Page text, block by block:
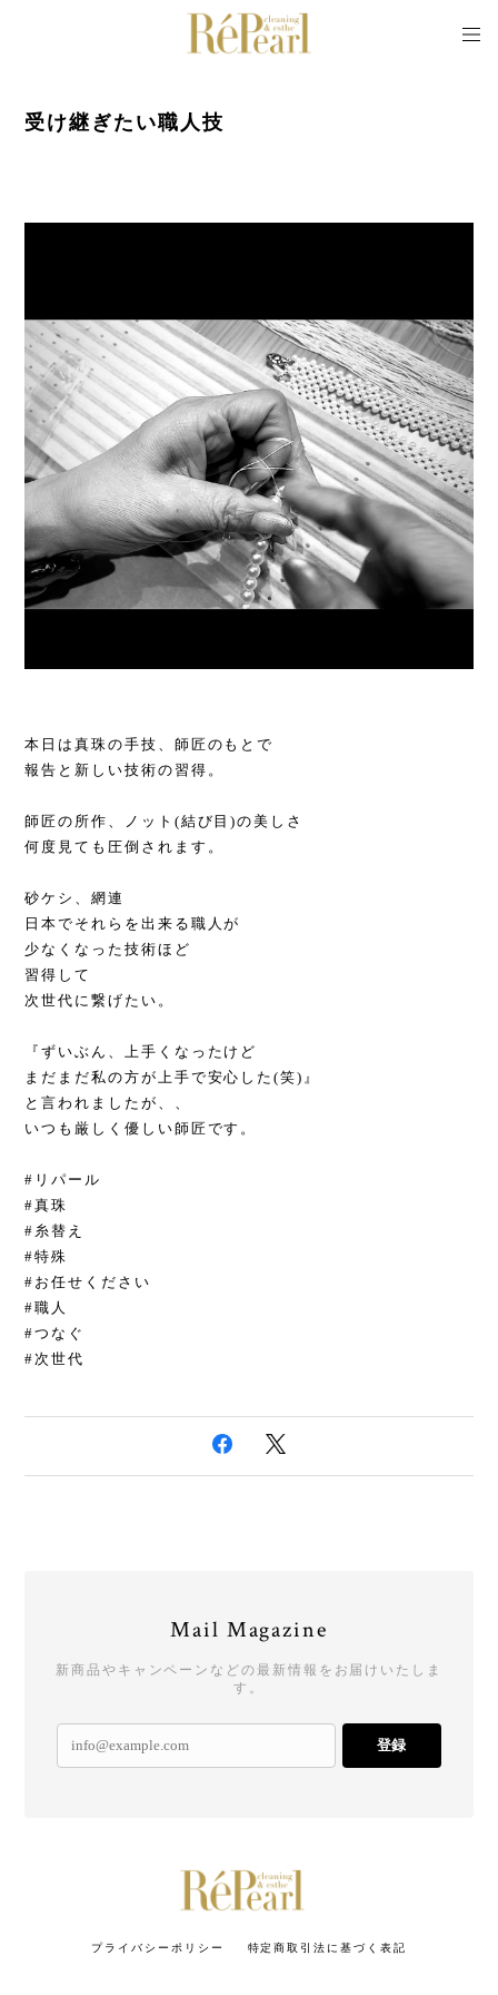
受け継ぎたい職人技
本日は真珠の手技、師匠のもとで
報告と新しい技術の習得。
師匠の所作、ノット(結び目)の美しさ
何度見ても圧倒されます。
砂ケシ、網連
日本でそれらを出来る職人が
少なくなった技術ほど
習得して
次世代に繋げたい。
『ずいぶん、上手くなったけど
まだまだ私の方が上手で安心した(笑)』
と言われましたが、、
いつも厳しく優しい師匠です。
#リパール
#真珠
#糸替え
#特殊
#お任せください
#職人
#つなぐ
#次世代
Mail Magazine
新商品やキャンペーンなどの最新情報をお届けいたしま
す。
登録
プライバシーポリシー 特定商取引法に基づく表記